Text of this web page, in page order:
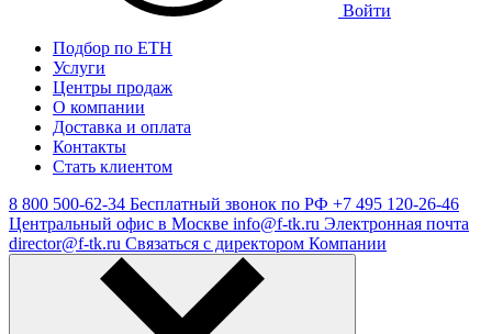
Войти
Подбор по ЕТН
Услуги
Центры продаж
О компании
Доставка и оплата
Контакты
Стать клиентом
8 800 500-62-34 Бесплатный звонок по РФ +7 495 120-26-46
Центральный офис в Москве info@f-tk.ru Электронная почта
director@f-tk.ru Связаться с директором Компании